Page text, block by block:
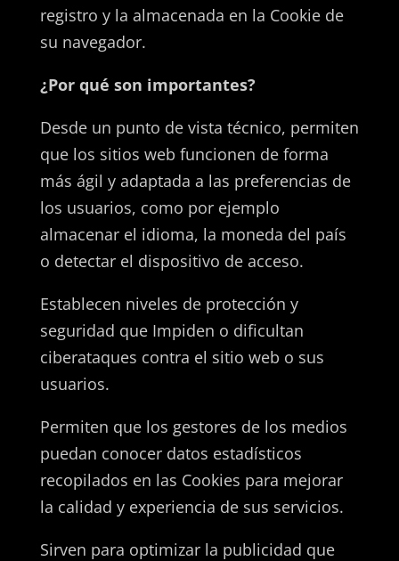
registro y la almacenada en la Cookie de
su navegador.
¿Por qué son importantes?
Desde un punto de vista técnico, permiten
que los sitios web funcionen de forma
más ágil y adaptada a las preferencias de
los usuarios, como por ejemplo
almacenar el idioma, la moneda del país
o detectar el dispositivo de acceso.
Establecen niveles de protección y
seguridad que Impiden o dificultan
ciberataques contra el sitio web o sus
usuarios.
Permiten que los gestores de los medios
puedan conocer datos estadísticos
recopilados en las Cookies para mejorar
la calidad y experiencia de sus servicios.
Sirven para optimizar la publicidad que